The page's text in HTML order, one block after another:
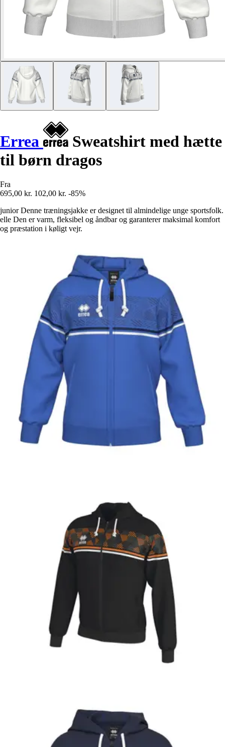
Errea
Sweatshirt med hætte
til børn dragos
Fra
695,00 kr. 102,00 kr. -85%
junior Denne træningsjakke er designet til almindelige unge sportsfolk.
elle Den er varm, fleksibel og åndbar og garanterer maksimal komfort
og præstation i køligt vejr.